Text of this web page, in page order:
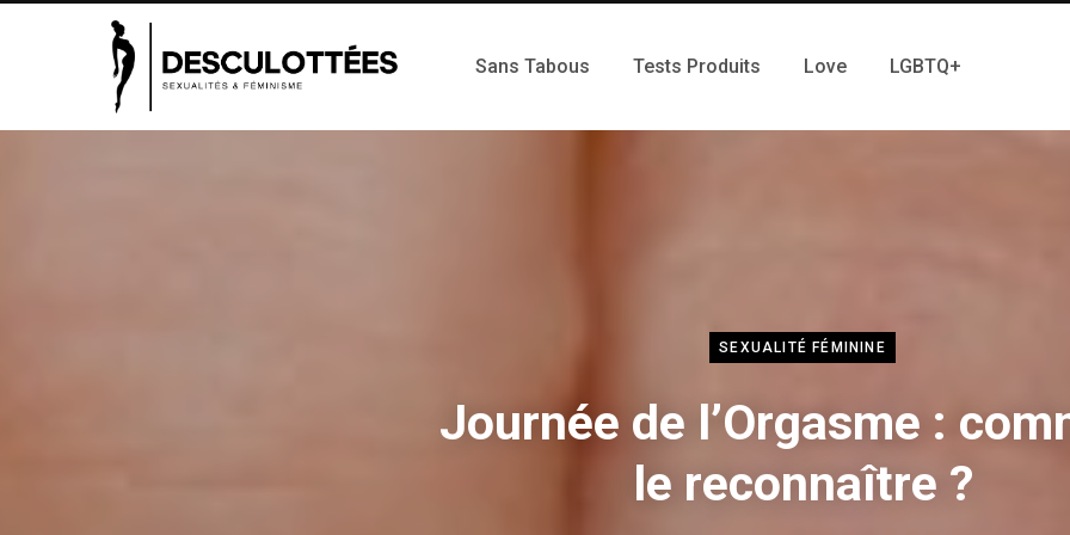
Sans Tabous Tests Produits Love LGBTQ+
SEXUALITÉ FÉMININE
Journée de l’Orgasme :
le reconnaître ?